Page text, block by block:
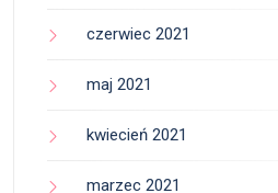
czerwiec 2021
maj 2021
kwiecień 2021
marzec 2021